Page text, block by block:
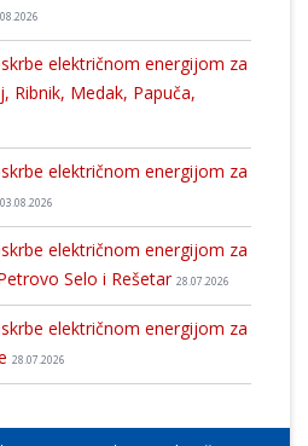
električnom energijom za
Ribnik, Medak, Papuča,
električnom energijom za
03.08.2026
električnom energijom za
Selo i Rešetar 28.07.2026
električnom energijom za
28.07.2026